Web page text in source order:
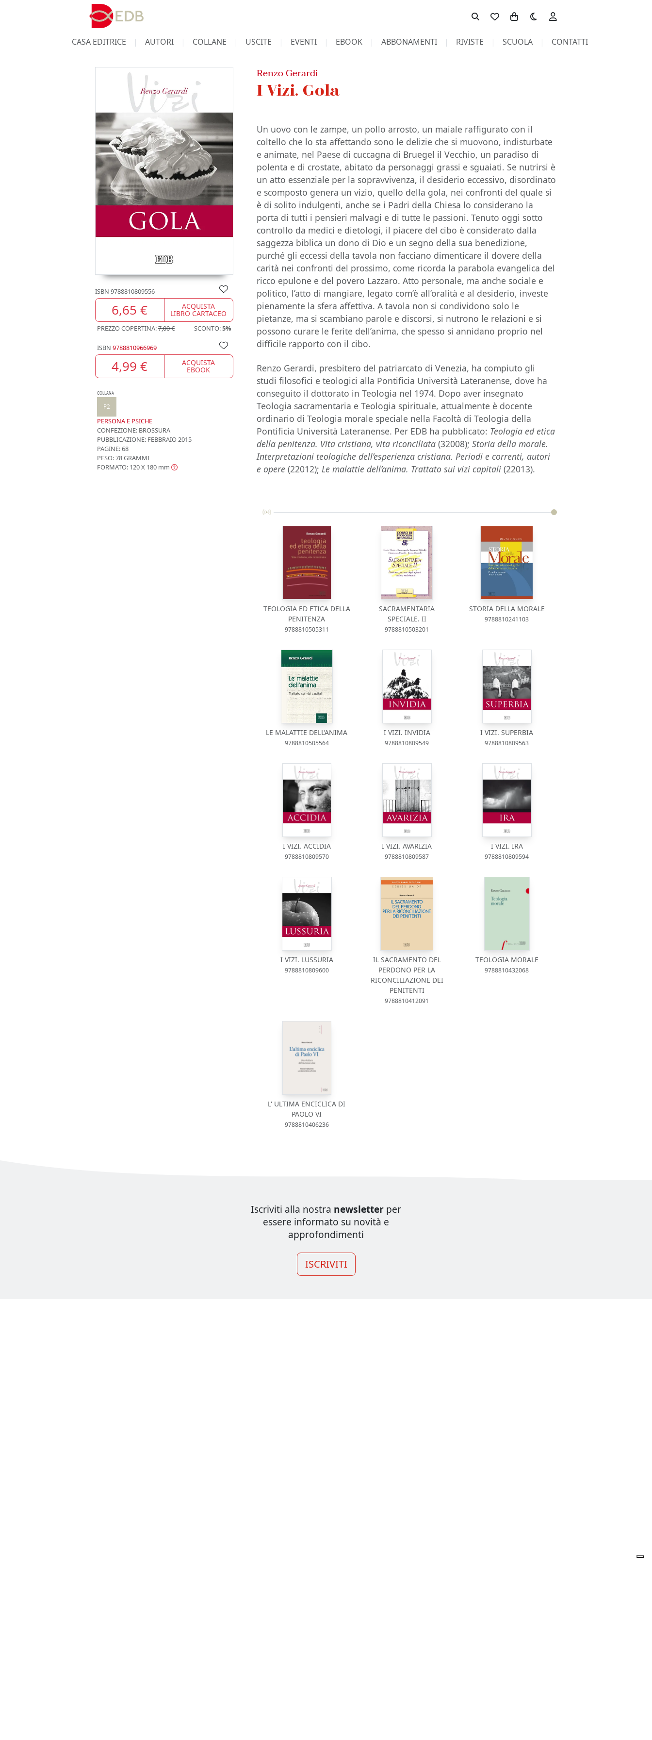
Toggle theme
CASA EDITRICE AUTORI COLLANE USCITE EVENTI EBOOK ABBONAMENTI RIVISTE SCUOLA CONTATTI
ISBN 9788810809556
6,65 € ACQUISTA
LIBRO CARTACEO
PREZZO COPERTINA:7,00 € SCONTO:5%
ISBN 9788810966969
4,99 € ACQUISTA
EBOOK
COLLANA
P2
PERSONA E PSICHE
CONFEZIONE: BROSSURA
PUBBLICAZIONE: FEBBRAIO 2015
PAGINE: 68
PESO: 78 GRAMMI
FORMATO: 120 X 180 mm
Renzo Gerardi
I Vizi. Gola
Un uovo con le zampe, un pollo arrosto, un maiale raffigurato con il
coltello che lo sta affettando sono le delizie che si muovono, indisturbate
e animate, nel Paese di cuccagna di Bruegel il Vecchio, un paradiso di
polenta e di crostate, abitato da personaggi grassi e sguaiati. Se nutrirsi è
un atto essenziale per la sopravvivenza, il desiderio eccessivo, disordinato
e scomposto genera un vizio, quello della gola, nei confronti del quale si
è di solito indulgenti, anche se i Padri della Chiesa lo considerano la
porta di tutti i pensieri malvagi e di tutte le passioni. Tenuto oggi sotto
controllo da medici e dietologi, il piacere del cibo è considerato dalla
saggezza biblica un dono di Dio e un segno della sua benedizione,
purché gli eccessi della tavola non facciano dimenticare il dovere della
carità nei confronti del prossimo, come ricorda la parabola evangelica del
ricco epulone e del povero Lazzaro. Atto personale, ma anche sociale e
politico, l’atto di mangiare, legato com’è all’oralità e al desiderio, investe
pienamente la sfera affettiva. A tavola non si condividono solo le
pietanze, ma si scambiano parole e discorsi, si nutrono le relazioni e si
possono curare le ferite dell’anima, che spesso si annidano proprio nel
difficile rapporto con il cibo.
Renzo Gerardi, presbitero del patriarcato di Venezia, ha compiuto gli
studi filosofici e teologici alla Pontificia Università Lateranense, dove ha
conseguito il dottorato in Teologia nel 1974. Dopo aver insegnato
Teologia sacramentaria e Teologia spirituale, attualmente è docente
ordinario di Teologia morale speciale nella Facoltà di Teologia della
Pontificia Università Lateranense. Per EDB ha pubblicato: Teologia ed etica
della penitenza. Vita cristiana, vita riconciliata (32008);Storia della morale.
Interpretazioni teologiche dell’esperienza cristiana. Periodi e correnti, autori
e opere (22012);Le malattie dell’anima. Trattato sui vizi capitali (22013).
TEOLOGIA ED ETICA DELLA
PENITENZA
9788810505311
SACRAMENTARIA
SPECIALE. II
9788810503201
STORIA DELLA MORALE
9788810241103
LE MALATTIE DELL’ANIMA
9788810505564
I VIZI. INVIDIA
9788810809549
I VIZI. SUPERBIA
9788810809563
I VIZI. ACCIDIA
9788810809570
I VIZI. AVARIZIA
9788810809587
I VIZI. IRA
9788810809594
I VIZI. LUSSURIA
9788810809600
IL SACRAMENTO DEL
PERDONO PER LA
RICONCILIAZIONE DEI
PENITENTI
9788810412091
TEOLOGIA MORALE
9788810432068
L' ULTIMA ENCICLICA DI
PAOLO VI
9788810406236
Iscriviti alla nostra newsletter per
essere informato su novità e
approfondimenti
ISCRIVITI